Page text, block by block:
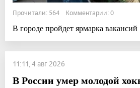
Прочитали: 564 Комментарии: 0
В городе пройдет ярмарка вакансий
11:11, 4 авг 2026
В России умер молодой